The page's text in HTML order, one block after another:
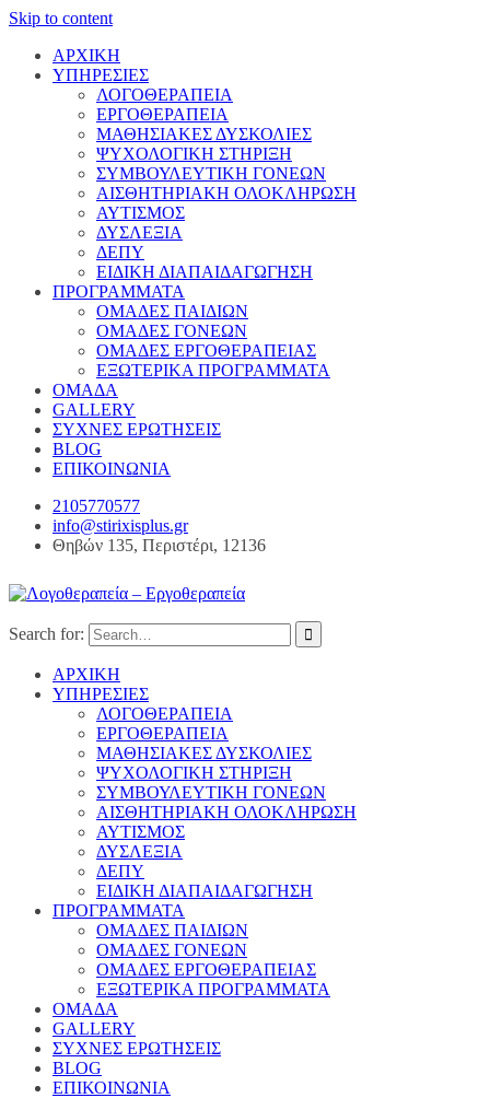
Skip to content
ΑΡΧΙΚΗ
ΥΠΗΡΕΣΙΕΣ
ΛΟΓΟΘΕΡΑΠΕΙΑ
ΕΡΓΟΘΕΡΑΠΕΙΑ
ΜΑΘΗΣΙΑΚΕΣ ΔΥΣΚΟΛΙΕΣ
ΨΥΧΟΛΟΓΙΚΗ ΣΤΗΡΙΞΗ
ΣΥΜΒΟΥΛΕΥΤΙΚΗ ΓΟΝΕΩΝ
ΑΙΣΘΗΤΗΡΙΑΚΗ ΟΛΟΚΛΗΡΩΣΗ
ΑΥΤΙΣΜΟΣ
ΔΥΣΛΕΞΙΑ
ΔΕΠΥ
ΕΙΔΙΚΗ ΔΙΑΠΑΙΔΑΓΩΓΗΣΗ
ΠΡΟΓΡΑΜΜΑΤΑ
ΟΜΑΔΕΣ ΠΑΙΔΙΩΝ
ΟΜΑΔΕΣ ΓΟΝΕΩΝ
ΟΜΑΔΕΣ ΕΡΓΟΘΕΡΑΠΕΙΑΣ
ΕΞΩΤΕΡΙΚΑ ΠΡΟΓΡΑΜΜΑΤΑ
ΟΜΑΔΑ
GALLERY
ΣΥΧΝΕΣ ΕΡΩΤΗΣΕΙΣ
BLOG
ΕΠΙΚΟΙΝΩΝΙΑ
2105770577
info@stirixisplus.gr
Θηβών 135, Περιστέρι, 12136
Search for:
ΑΡΧΙΚΗ
ΥΠΗΡΕΣΙΕΣ
ΛΟΓΟΘΕΡΑΠΕΙΑ
ΕΡΓΟΘΕΡΑΠΕΙΑ
ΜΑΘΗΣΙΑΚΕΣ ΔΥΣΚΟΛΙΕΣ
ΨΥΧΟΛΟΓΙΚΗ ΣΤΗΡΙΞΗ
ΣΥΜΒΟΥΛΕΥΤΙΚΗ ΓΟΝΕΩΝ
ΑΙΣΘΗΤΗΡΙΑΚΗ ΟΛΟΚΛΗΡΩΣΗ
ΑΥΤΙΣΜΟΣ
ΔΥΣΛΕΞΙΑ
ΔΕΠΥ
ΕΙΔΙΚΗ ΔΙΑΠΑΙΔΑΓΩΓΗΣΗ
ΠΡΟΓΡΑΜΜΑΤΑ
ΟΜΑΔΕΣ ΠΑΙΔΙΩΝ
ΟΜΑΔΕΣ ΓΟΝΕΩΝ
ΟΜΑΔΕΣ ΕΡΓΟΘΕΡΑΠΕΙΑΣ
ΕΞΩΤΕΡΙΚΑ ΠΡΟΓΡΑΜΜΑΤΑ
ΟΜΑΔΑ
GALLERY
ΣΥΧΝΕΣ ΕΡΩΤΗΣΕΙΣ
BLOG
ΕΠΙΚΟΙΝΩΝΙΑ